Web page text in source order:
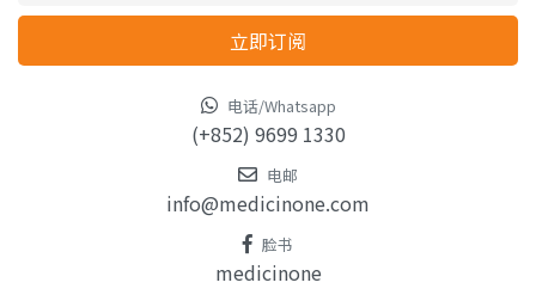
电话/Whatsapp
(+852) 9699 1330
电邮
info@medicinone.com
脸书
medicinone